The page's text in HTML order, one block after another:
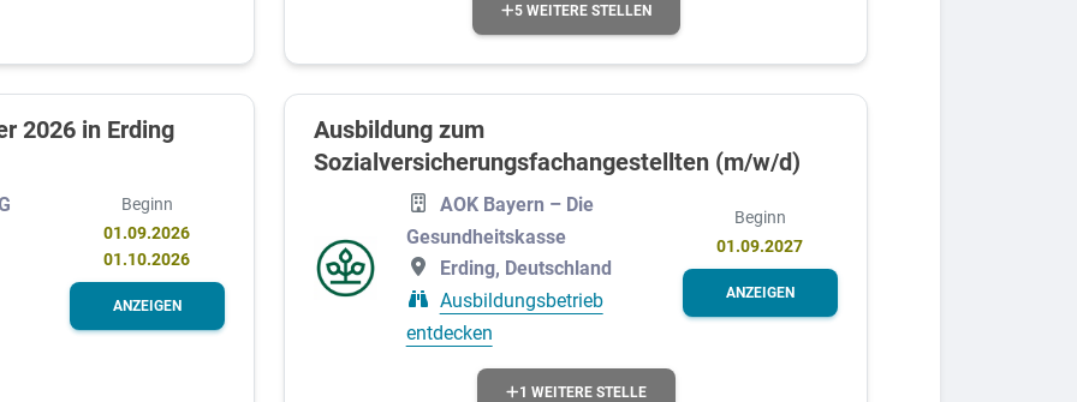
5 WEITERE STELLEN
2026 in Erding
Beginn
01.09.2026
01.10.2026
ANZEIGEN
Ausbildung zum
Sozialversicherungsfachangestellten (m/w/d)
AOK Bayern – Die
Gesundheitskasse
Erding, Deutschland
Ausbildungsbetrieb
entdecken
Beginn
01.09.2027
ANZEIGEN
1 WEITERE STELLE